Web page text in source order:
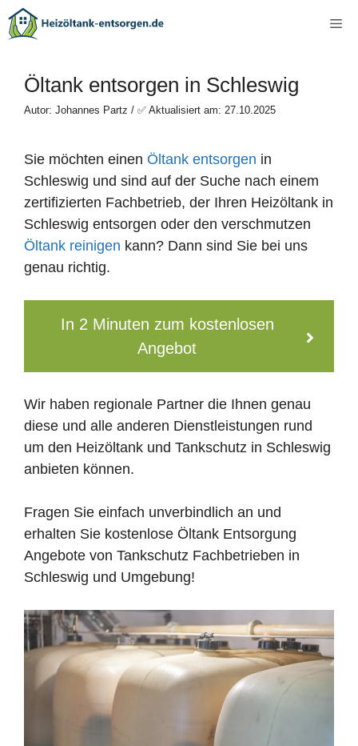
Zum
Inhalt
Öltank entsorgen in Schleswig
Autor: Johannes Partz / ✅ Aktualisiert am: 27.10.2025
Sie möchten einen Öltank entsorgen in
Schleswig und sind auf der Suche nach einem
zertifizierten Fachbetrieb, der Ihren Heizöltank in
Schleswig entsorgen oder den verschmutzen
Öltank reinigen kann? Dann sind Sie bei uns
genau richtig.
In 2 Minuten zum kostenlosen
Angebot
Wir haben regionale Partner die Ihnen genau
diese und alle anderen Dienstleistungen rund
um den Heizöltank und Tankschutz in Schleswig
anbieten können.
Fragen Sie einfach unverbindlich an und
erhalten Sie kostenlose Öltank Entsorgung
Angebote von Tankschutz Fachbetrieben in
Schleswig und Umgebung!